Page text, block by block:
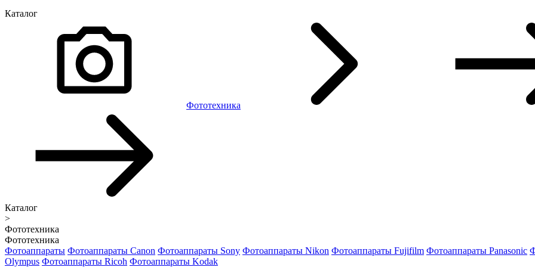
Каталог
Фототехника
Каталог
>
Фототехника
Фототехника
Фотоаппараты Фотоаппараты Canon Фотоаппараты Sony Фотоаппараты Nikon Фотоаппараты Fujifilm Фотоаппараты Panasonic
Olympus Фотоаппараты Ricoh Фотоаппараты Kodak